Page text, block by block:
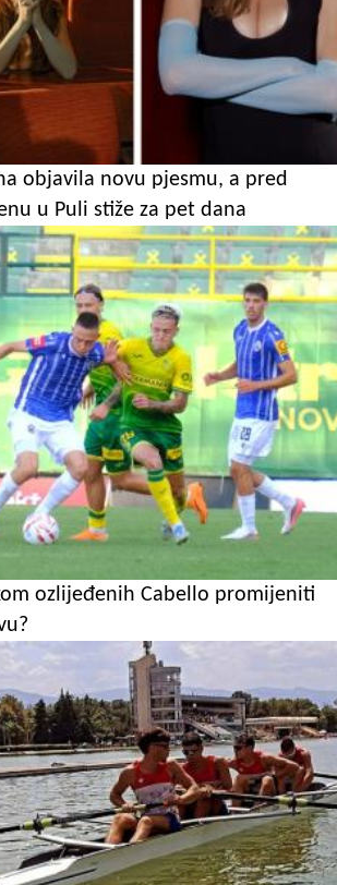
objavila novu pjesmu, a pred
u Puli stiže za pet dana
ozlijeđenih Cabello promijeniti